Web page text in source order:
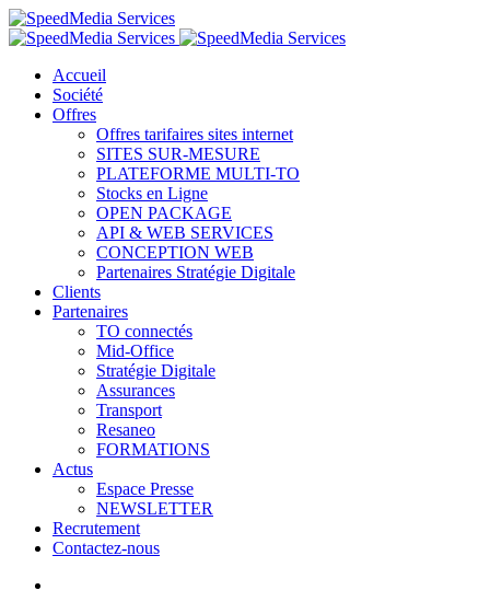
Accueil
Société
Offres
Offres tarifaires sites internet
SITES SUR-MESURE
PLATEFORME MULTI-TO
Stocks en Ligne
OPEN PACKAGE
API & WEB SERVICES
CONCEPTION WEB
Partenaires Stratégie Digitale
Clients
Partenaires
TO connectés
Mid-Office
Stratégie Digitale
Assurances
Transport
Resaneo
FORMATIONS
Actus
Espace Presse
NEWSLETTER
Recrutement
Contactez-nous